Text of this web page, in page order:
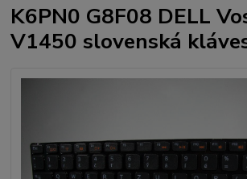
K6PN0 G8F08 DELL
V1450 slovenská